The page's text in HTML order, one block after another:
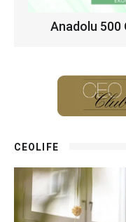
Anadolu 500
CEOLIFE